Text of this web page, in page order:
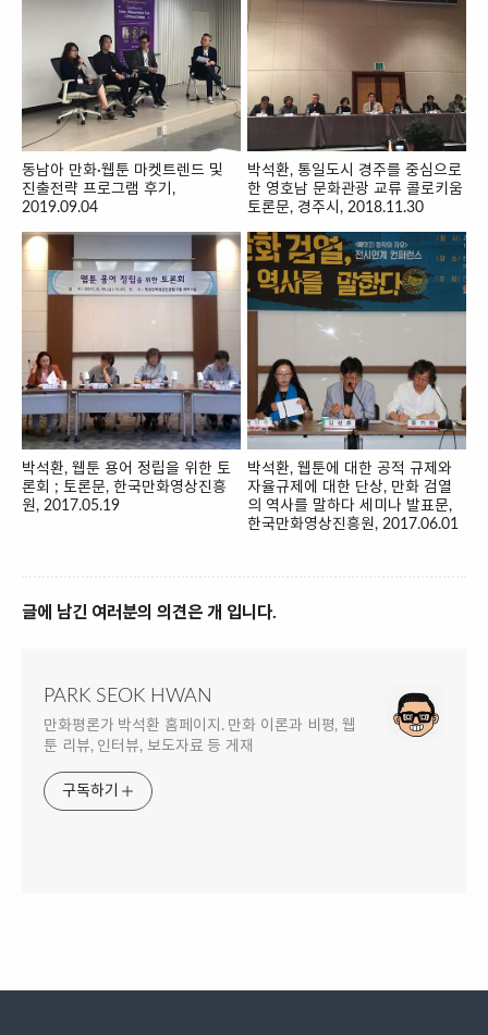
동남아 만화∙웹툰 마켓트렌드 및
진출전략 프로그램 후기,
2019.09.04
박석환, 통일도시 경주를 중심으로
한 영호남 문화관광 교류 콜로키움
토론문, 경주시, 2018.11.30
박석환, 웹툰 용어 정립을 위한 토
론회 ; 토론문, 한국만화영상진흥
원, 2017.05.19
박석환, 웹툰에 대한 공적 규제와
자율규제에 대한 단상, 만화 검열
의 역사를 말하다 세미나 발표문,
한국만화영상진흥원, 2017.06.01
글에 남긴 여러분의 의견은 개 입니다.
PARK SEOK HWAN
만화평론가 박석환 홈페이지. 만화 이론과 비평, 웹
툰 리뷰, 인터뷰, 보도자료 등 게재
구독하기